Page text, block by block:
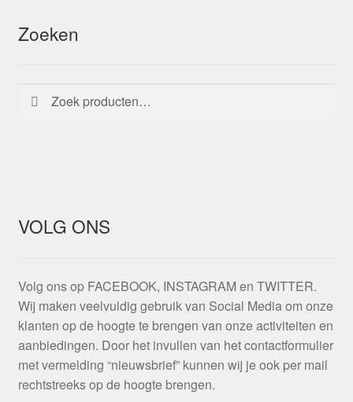
Zoeken
Zoeken
naar:
Zoeken
VOLG ONS
Volg ons op FACEBOOK, INSTAGRAM en TWITTER.
Wij maken veelvuldig gebruik van Social Media om onze
klanten op de hoogte te brengen van onze activiteiten en
aanbiedingen. Door het invullen van het contactformulier
met vermelding “nieuwsbrief” kunnen wij je ook per mail
rechtstreeks op de hoogte brengen.